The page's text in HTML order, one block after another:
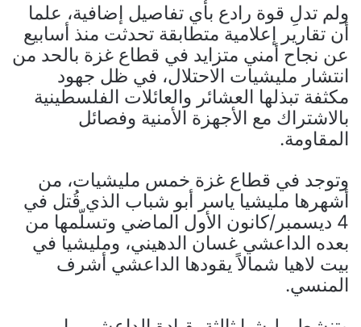
ولم تدلِ قوة رادع بأي تفاصيل إضافية، علما
أن تقارير إعلامية متطابقة تحدثت منذ أسابيع
عن نجاح أمني متزايد في قطاع غزة بالحد من
انتشار مليشيات الاحتلال، في ظل جهود
مكثفة تبذلها العشائر والعائلات الفلسطينية
بالاشتراك مع الأجهزة الأمنية وفصائل
المقاومة.
وتوجد في قطاع غزة خمس مليشيات، من
أشهرها مليشيا ياسر أبو شباب الذي قُتل في
4 ديسمبر/كانون الأول الماضي وتسلّمها من
بعده الداعشي غسان الدهيني، ومليشيا في
بيت لاهيا شمالاً يقودها الداعشي أشرف
المنسي.